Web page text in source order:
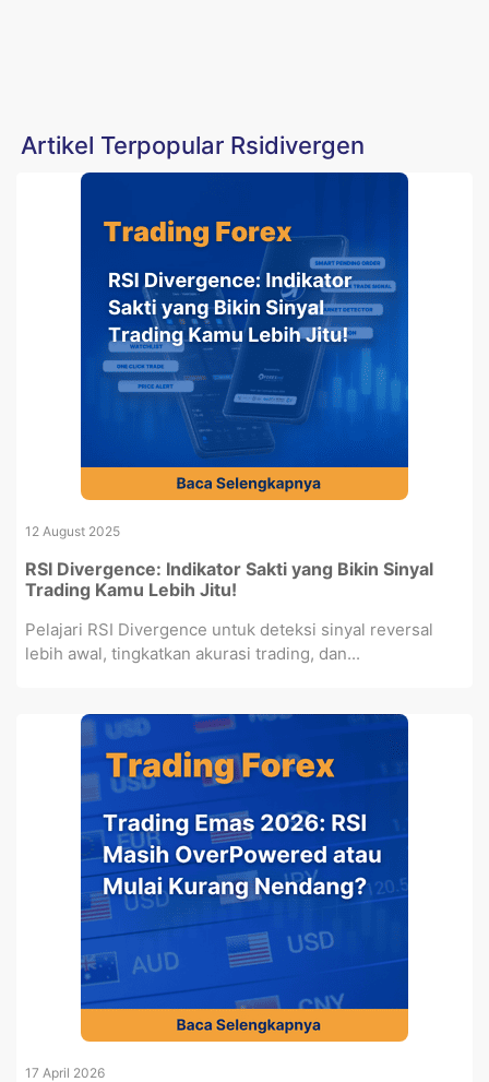
Artikel Terpopular Rsidivergen
12 August 2025
RSI Divergence: Indikator Sakti yang Bikin Sinyal
Trading Kamu Lebih Jitu!
Pelajari RSI Divergence untuk deteksi sinyal reversal
lebih awal, tingkatkan akurasi trading, dan...
17 April 2026